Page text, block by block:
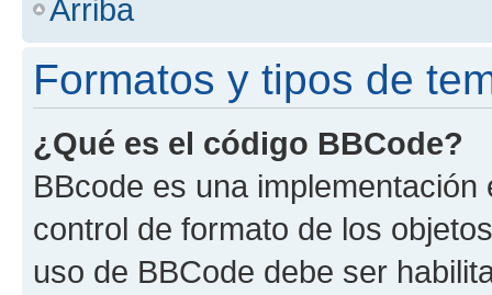
Arriba
Formatos y tipos de
¿Qué es el código BBCode?
BBcode es una
control de formato de los
uso de BBCode debe ser